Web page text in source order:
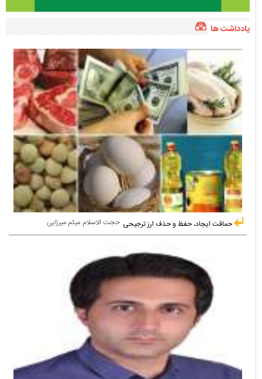
یادداشت ها
حجت الاسلام میثم میرزایی حماقت ایجاد، حفظ و حذف ارز ترجیحی